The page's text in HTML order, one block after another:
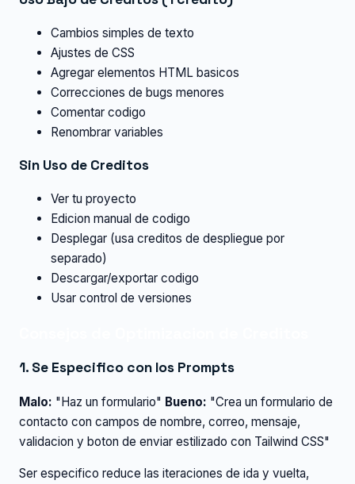
Cambios simples de texto
Ajustes de CSS
Agregar elementos HTML basicos
Correcciones de bugs menores
Comentar codigo
Renombrar variables
Sin Uso de Creditos
Ver tu proyecto
Edicion manual de codigo
Desplegar (usa creditos de despliegue por
separado)
Descargar/exportar codigo
Usar control de versiones
1. Se Especifico con los Prompts
Malo: "Haz un formulario" Bueno: "Crea un formulario de
contacto con campos de nombre, correo, mensaje,
validacion y boton de enviar estilizado con Tailwind CSS"
Ser especifico reduce las iteraciones de ida y vuelta,